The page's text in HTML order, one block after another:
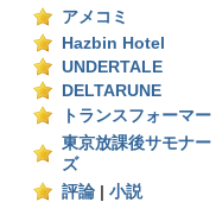
アメコミ
Hazbin Hotel
UNDERTALE
DELTARUNE
トランスフォーマー
東京放課後サモナー
ズ
評論
小説